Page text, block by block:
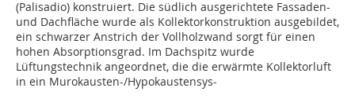
(Palisadio) konstruiert. Die südlich ausgerichtete Fassaden-
und Dachfläche wurde als Kollektorkonstruktion ausgebildet,
ein schwarzer Anstrich der Vollholzwand sorgt für einen
hohen Absorptionsgrad. Im Dachspitz wurde
Lüftungstechnik angeordnet, die die erwärmte Kollektorluft
in ein Murokausten-/Hypokaustensys-